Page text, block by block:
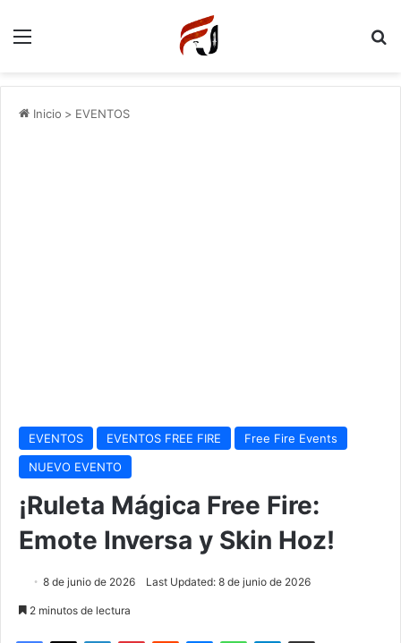
Menu
Inicio > EVENTOS
EVENTOS EVENTOS FREE FIRE
Free Fire Events
NUEVO EVENTO
¡Ruleta Mágica Free Fire:
Emote Inversa y Skin Hoz!
8 de junio de 2026 Last Updated: 8 de junio de 2026
2 minutos de lectura